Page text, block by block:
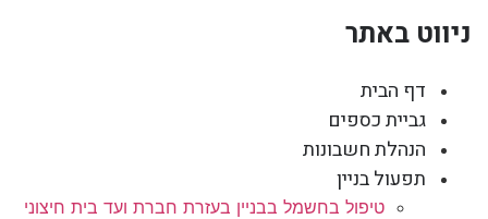
ניווט באתר
דף הבית
גביית כספים
הנהלת חשבונות
תפעול בניין
טיפול בחשמל בבניין בעזרת חברת ועד בית חיצוני